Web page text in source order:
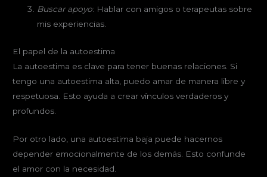
Buscar apoyo: Hablar con amigos o terapeutas sobre
mis experiencias.
El papel de la autoestima
La autoestima es clave para tener buenas relaciones. Si
tengo una autoestima alta, puedo amar de manera libre y
respetuosa. Esto ayuda a crear vínculos verdaderos y
profundos.
Por otro lado, una autoestima baja puede hacernos
depender emocionalmente de los demás. Esto confunde
el amor con la necesidad.